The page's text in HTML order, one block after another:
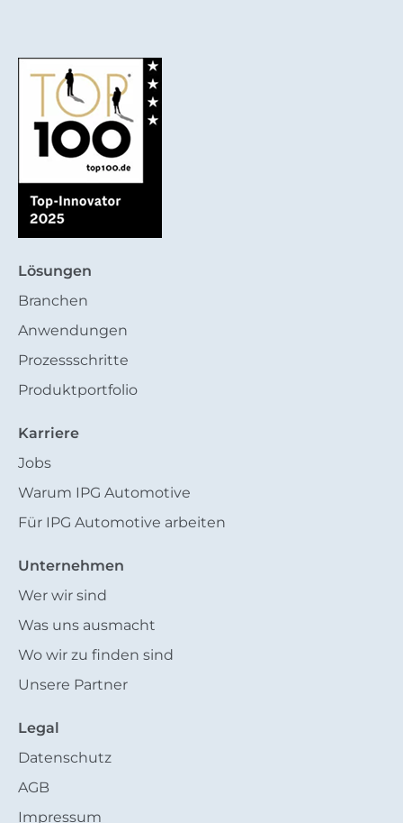
Lösungen
Branchen
Anwendungen
Prozessschritte
Produktportfolio
Karriere
Jobs
Warum IPG Automotive
Für IPG Automotive arbeiten
Unternehmen
Wer wir sind
Was uns ausmacht
Wo wir zu finden sind
Unsere Partner
Legal
Datenschutz
AGB
Impressum